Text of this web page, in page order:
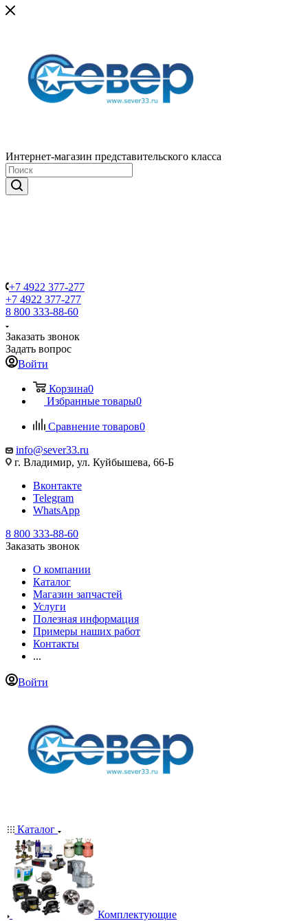
Интернет-магазин представительского класса
+7 4922 377-277
+7 4922 377-277
8 800 333-88-60
Заказать звонок
Задать вопрос
Войти
Корзина0
Избранные товары0
Сравнение товаров0
info@sever33.ru
г. Владимир, ул. Куйбышева, 66-Б
Вконтакте
Telegram
WhatsApp
8 800 333-88-60
Заказать звонок
О компании
Каталог
Магазин запчастей
Услуги
Полезная информация
Примеры наших работ
Контакты
...
Войти
Каталог
Комплектующие